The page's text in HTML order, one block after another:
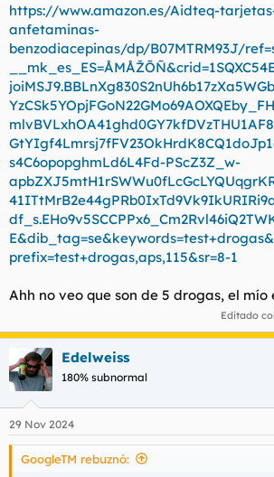
https://www.amazon.es/Aidteq-
anfetaminas-
benzodiacepinas/dp/B07MTRM93J/
s4C6opopghmLd6L4Fd-PScZ3Z_w-
prefix=test+drogas,aps,115&sr=8-1
Ahh no veo que son de 5 drogas, el mío
Editado
Edelweiss
180% subnormal
29 Nov 2024
GoogleTM rebuznó: